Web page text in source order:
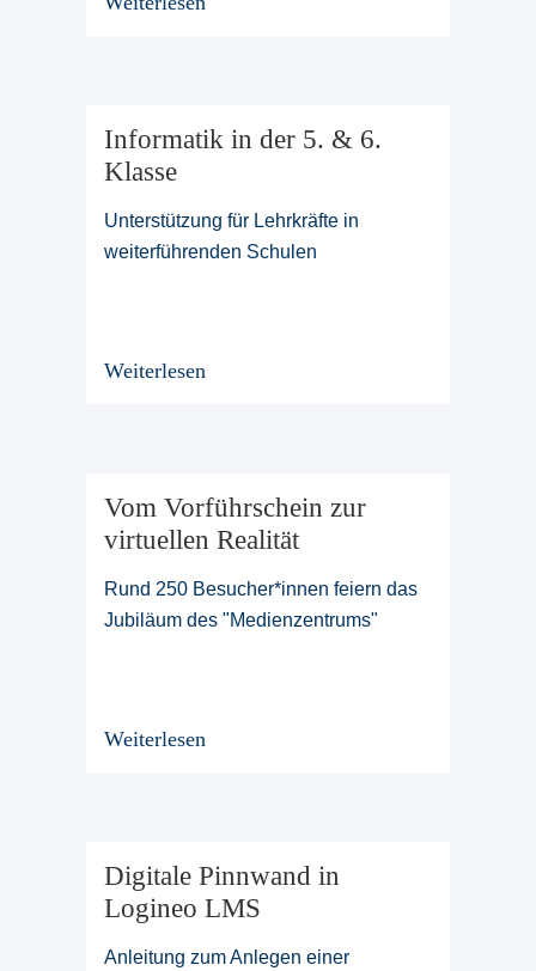
Informatik in der 5. & 6.
Klasse
Unterstützung für Lehrkräfte in
weiterführenden Schulen
Weiterlesen
Vom Vorführschein zur
virtuellen Realität
Rund 250 Besucher*innen feiern das
Jubiläum des "Medienzentrums"
Weiterlesen
Digitale Pinnwand in
Logineo LMS
Anleitung zum Anlegen einer